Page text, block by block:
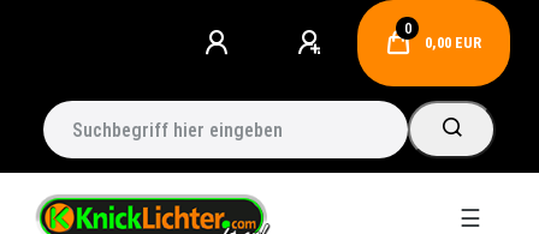
0
0,00 EUR
☰